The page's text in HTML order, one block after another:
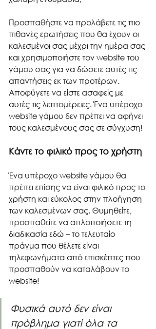
Προσπαθήστε να προλάβετε τις πιο
πιθανές ερωτήσεις που θα έχουν οι
καλεσμένοι σας μέχρι την ημέρα σας
και χρησιμοποιήστε τον website του
γάμου σας για να δώσετε αυτές τις
απαντήσεις εκ των προτέρων.
Αποφύγετε να είστε ασαφείς με
αυτές τις λεπτομέρειες. Ένα υπέροχο
website γάμου δεν πρέπει να αφήνει
τους καλεσμένους σας σε σύγχυση!
Κάντε το φιλικό προς το χρήστη
Ένα υπέροχο website γάμου θα
πρέπει επίσης να είναι φιλικό προς το
χρήστη και εύκολος στην πλοήγηση
των καλεσμένων σας. Θυμηθείτε,
προσπαθείτε να απλοποιήσετε τη
διαδικασία εδώ – το τελευταίο
πράγμα που θέλετε είναι
τηλεφωνήματα από επισκέπτες που
προσπαθούν να καταλάβουν το
website!
Φυσικά αυτό δεν είναι
πρόβλημα γιατί όλα τα